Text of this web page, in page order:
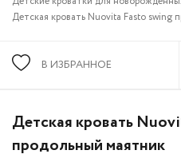
Детская кровать Nuovita Fasto swing
В ИЗБРАННОЕ
Детская кровать
продольный маятник